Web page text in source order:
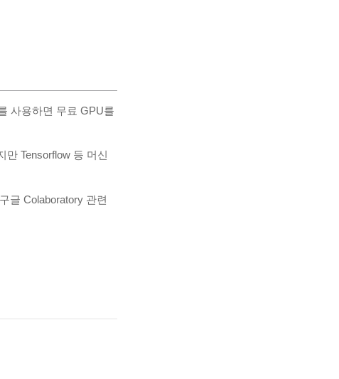
사용하면 무료 GPU를
Tensorflow 등 머신
글 Colaboratory 관련